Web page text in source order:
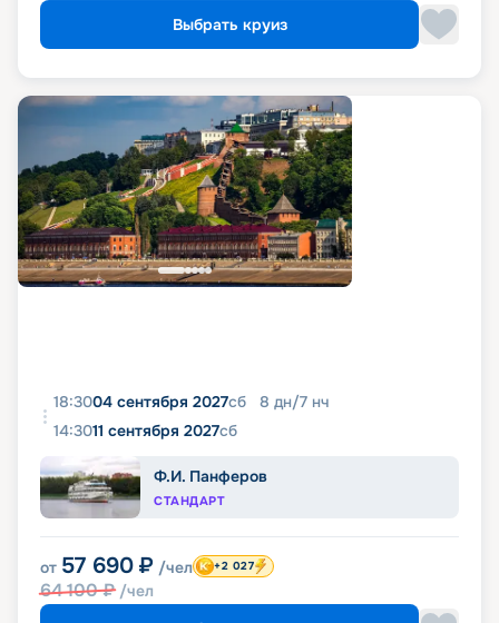
Выбрать круиз
18:3004 сентября 2027сб 8 дн/7 нч
14:3011 сентября 2027сб
Ф.И. Панферов
СТАНДАРТ
от 57 690 ₽ /чел
64 100₽ /чел
+2 027